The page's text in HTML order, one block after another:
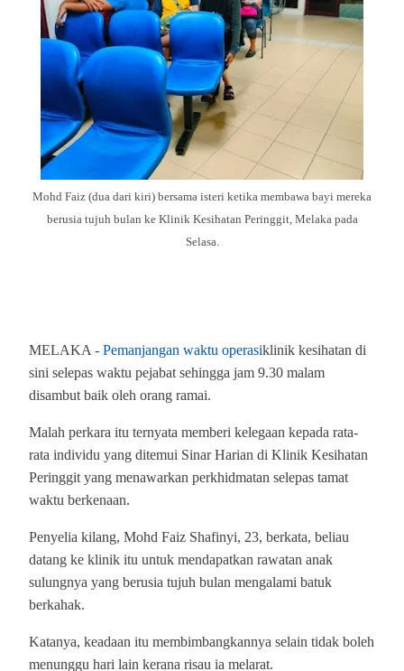
Mohd Faiz (dua dari kiri) bersama isteri ketika membawa bayi mereka
berusia tujuh bulan ke Klinik Kesihatan Peringgit, Melaka pada
Selasa.
MELAKA - Pemanjangan waktu operasiklinik kesihatan di
sini selepas waktu pejabat sehingga jam 9.30 malam
disambut baik oleh orang ramai.
Malah perkara itu ternyata memberi kelegaan kepada rata-
rata individu yang ditemui Sinar Harian di Klinik Kesihatan
Peringgit yang menawarkan perkhidmatan selepas tamat
waktu berkenaan.
Penyelia kilang, Mohd Faiz Shafinyi, 23, berkata, beliau
datang ke klinik itu untuk mendapatkan rawatan anak
sulungnya yang berusia tujuh bulan mengalami batuk
berkahak.
Katanya, keadaan itu membimbangkannya selain tidak boleh
menunggu hari lain kerana risau ia melarat.